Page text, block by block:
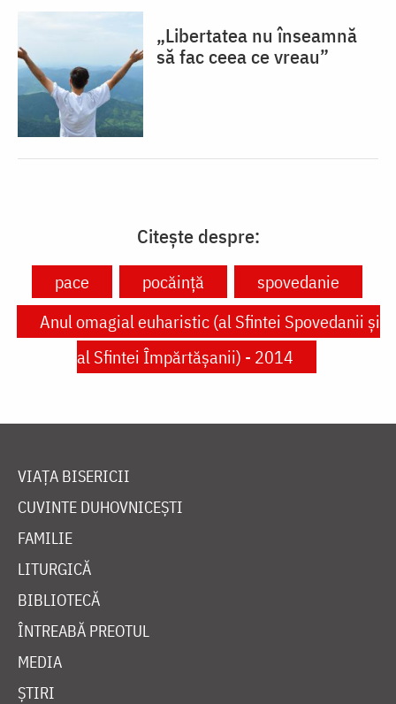
„Libertatea nu înseamnă
să fac ceea ce vreau”
Citește despre:
pace pocăință
spovedanie
Anul omagial euharistic (al Sfintei Spovedanii şi
al Sfintei Împărtăşanii) - 2014
VIAȚA BISERICII
CUVINTE DUHOVNICEȘTI
FAMILIE
LITURGICĂ
BIBLIOTECĂ
ÎNTREABĂ PREOTUL
MEDIA
ȘTIRI